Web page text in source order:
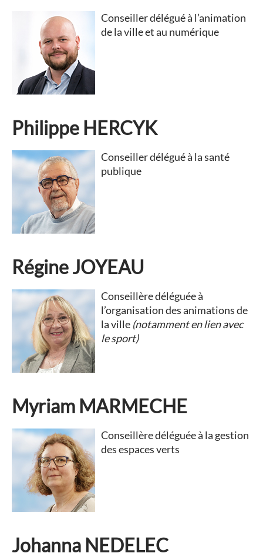
Conseiller délégué à l’animation
de la ville et au numérique
Philippe HERCYK
Conseiller délégué à la santé
publique
Régine JOYEAU
Conseillère déléguée à
l’organisation des animations de
la ville (notamment en lien avec
le sport)
Myriam MARMECHE
Conseillère déléguée à la gestion
des espaces verts
Johanna NEDELEC